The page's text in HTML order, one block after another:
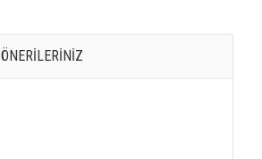
ÖNERILERINIZ